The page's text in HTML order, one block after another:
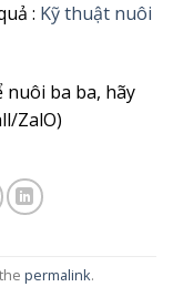
: Kỹ thuật nuôi
nuôi ba ba, hãy
ZalO)
permalink.